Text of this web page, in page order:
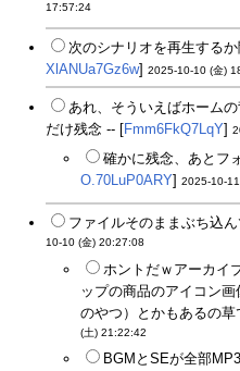
17:57:24
次のシナリオを再生する
XlANUa7Gz6w] 2025-10-10 (金)
あれ、そういえばホーム
だけ残念 -- [Fmm6FkQ7LqY]
確かに残念、あとフ
O.70LuP0ARY] 2025-10-
ファイルそのままぶち込
10-10 (金) 20:27:08
ホントだｗアーカイ
ップの商品のアイコン
のやつ）とかもあるの草
(土) 21:22:42
BGMとSEが全部